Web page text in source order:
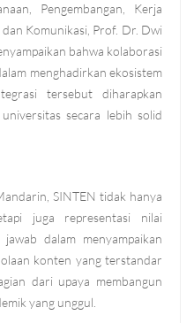
Pengembangan, Kerja
Komunikasi, Prof. Dr. Dwi
bahwa kolaborasi
menghadirkan ekosistem
tersebut diharapkan
secara lebih solid
SINTEN tidak hanya
juga representasi nilai
dalam menyampaikan
konten yang terstandar
dari upaya membangun
yang unggul.